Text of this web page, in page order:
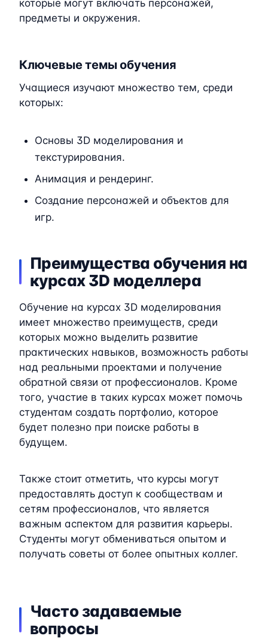
которые могут включать персонажей,
предметы и окружения.
Ключевые темы обучения
Учащиеся изучают множество тем, среди
которых:
Основы 3D моделирования и
текстурирования.
Анимация и рендеринг.
Создание персонажей и объектов для
игр.
Преимущества обучения на
курсах 3D моделлера
Обучение на курсах 3D моделирования
имеет множество преимуществ, среди
которых можно выделить развитие
практических навыков, возможность работы
над реальными проектами и получение
обратной связи от профессионалов. Кроме
того, участие в таких курсах может помочь
студентам создать портфолио, которое
будет полезно при поиске работы в
будущем.
Также стоит отметить, что курсы могут
предоставлять доступ к сообществам и
сетям профессионалов, что является
важным аспектом для развития карьеры.
Студенты могут обмениваться опытом и
получать советы от более опытных коллег.
Часто задаваемые
вопросы